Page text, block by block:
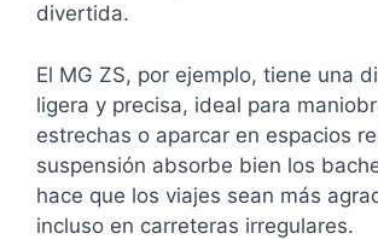
divertida.
El MG ZS, por ejemplo, tiene una
ligera y precisa, ideal para
estrechas o aparcar en espacios
suspensión absorbe bien los
hace que los viajes sean más
incluso en carreteras irregulares.